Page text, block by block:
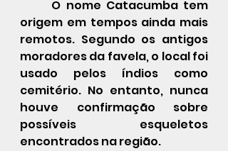
origem em tempos ainda mais
remotos. Segundo os antigos
moradores da favela, o local foi
usado pelos índios como
cemitério. No entanto, nunca
houve confirmação sobre
possíveis esqueletos
encontrados na região.